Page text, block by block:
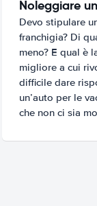
Noleggiare
Devo stipulare
franchigia? Di
meno? E qual è
migliore a cui
difficile dare
un’auto per le
che non ci sia